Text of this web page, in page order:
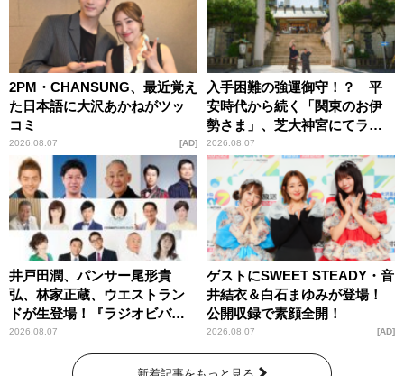
2PM・CHANSUNG、最近覚え
た日本語に大沢あかねがツッ
コミ
2026.08.07 AD
入手困難の強運御守！？ 平
安時代から続く「関東のお伊
勢さま」、芝大神宮にてラン
パンプスが合格祈願！
2026.08.07
井戸田潤、パンサー尾形貴
弘、林家正蔵、ウエストラン
ドが生登場！『ラジオビバリ
ー昼ズ』
2026.08.07
ゲストにSWEET STEADY・音
井結衣＆白石まゆみが登場！
公開収録で素顔全開！
2026.08.07 AD